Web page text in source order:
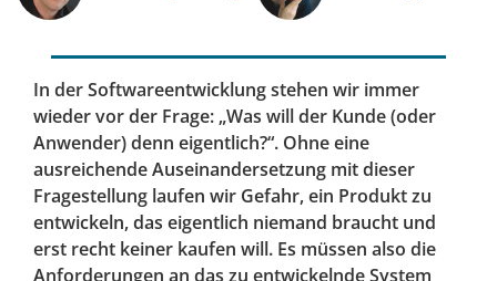
In der Softwareentwicklung stehen wir immer
wieder vor der Frage: „Was will der Kunde (oder
Anwender) denn eigentlich?“. Ohne eine
ausreichende Auseinandersetzung mit dieser
Fragestellung laufen wir Gefahr, ein Produkt zu
entwickeln, das eigentlich niemand braucht und
erst recht keiner kaufen will. Es müssen also die
Anforderungen an das zu entwickelnde System